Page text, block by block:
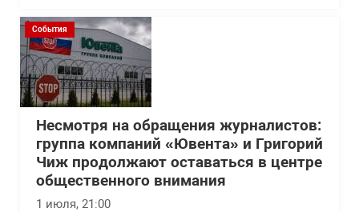
События
Несмотря на обращения журналистов:
группа компаний «Ювента» и Григорий
Чиж продолжают оставаться в центре
общественного внимания
1 июля, 21:00